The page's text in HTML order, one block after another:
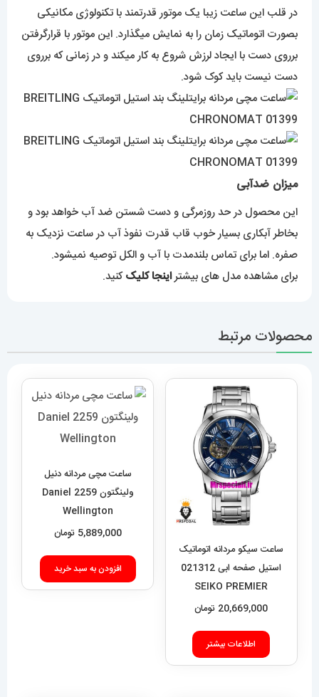
در قلب این ساعت زیبا یک موتور قدرتمند با تکنولوژی مکانیکی
بصورت اتوماتیک زمان را به نمایش میگذارد. این موتور با قرارگرفتن
برروی دست با ایجاد لرزش شروع به کار میکند و در زمانی که برروی
دست نیست باید کوک شود.
میزان ضدآبی
این محصول در حد روزمرگی و دست شستن ضد آب خواهد بود و
بخاطر آبکاری بسیار خوب قاب قدرت نفوذ آب در ساعت نزدیک به
صفره. اما برای تماس بلندمدت با آب و الکل توصیه نمیشود.
برای مشاهده مدل های بیشتراینجا کلیککنید.
محصولات مرتبط
ساعت سیکو مردانه اتوماتیک
استیل صفحه ابی 021312
SEIKO PREMIER
20,669,000 تومان
اطلاعات بیشتر
ساعت مچی مردانه دنیل
ولینگتون 2259 Daniel
Wellington
5,889,000 تومان
افزودن به سبد خرید